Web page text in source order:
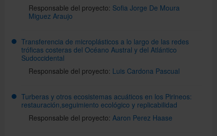
Responsable del proyecto: Sofia Jorge De Moura
Miguez Araujo
Transferencia de microplásticos a lo largo de las redes
tróficas costeras del Océano Austral y del Atlántico
Sudoccidental
Responsable del proyecto: Luis Cardona Pascual
Turberas y otros ecosistemas acuáticos en los Pirineos:
restauración,seguimiento ecológico y replicabilidad
Responsable del proyecto: Aaron Perez Haase